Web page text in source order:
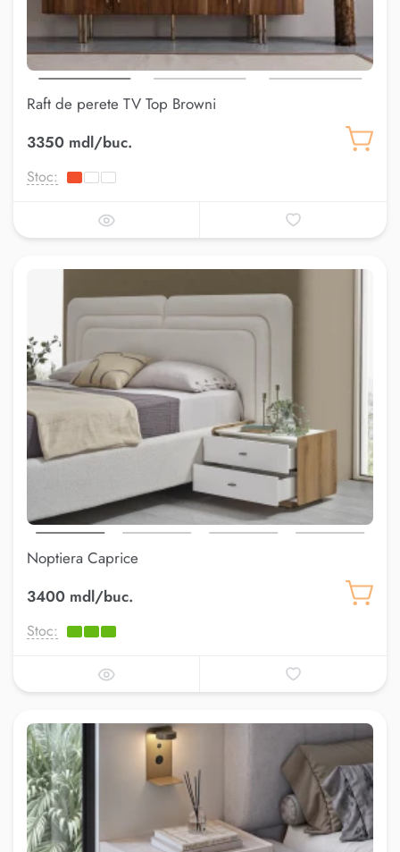
Raft de perete TV Top Browni
3350 mdl/buc.
Stoc:
Noptiera Caprice
3400 mdl/buc.
Stoc: